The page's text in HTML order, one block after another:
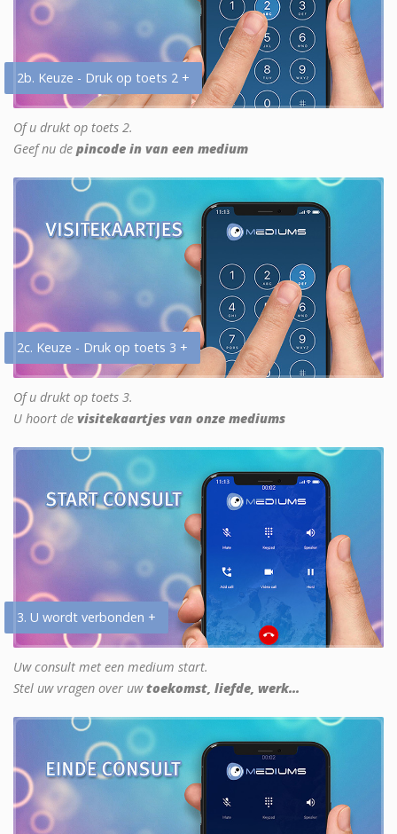
2b. Keuze - Druk op toets 2 +
Of u drukt op toets 2.
Geef nu de pincode in van een medium
2c. Keuze - Druk op toets 3 +
Of u drukt op toets 3.
U hoort de visitekaartjes van onze mediums
3. U wordt verbonden +
Uw consult met een medium start.
Stel uw vragen over uwtoekomst, liefde, werk...